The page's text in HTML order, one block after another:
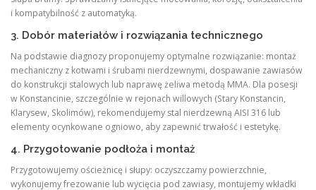
i kompatybilność z automatyką.
3. Dobór materiałów i rozwiązania technicznego
Na podstawie diagnozy proponujemy optymalne rozwiązanie: montaż
mechaniczny z kotwami i śrubami nierdzewnymi, dospawanie zawiasów
do konstrukcji stalowych lub naprawę żeliwa metodą MMA. Dla posesji
w Konstancinie, szczególnie w rejonach willowych (Stary Konstancin,
Klarysew, Skolimów), rekomendujemy stal nierdzewną AISI 316 lub
elementy ocynkowane ogniowo, aby zapewnić trwałość i estetykę.
4. Przygotowanie podłoża i montaż
Przygotowujemy ościeżnicę i słupy: oczyszczamy powierzchnie,
wykonujemy frezowanie lub wycięcia pod zawiasy, montujemy wkładki